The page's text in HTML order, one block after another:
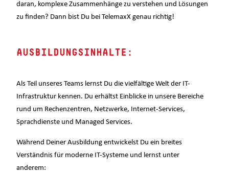
daran, komplexe Zusammenhänge zu verstehen und Lösungen
zu finden? Dann bist Du bei TelemaxX genau richtig!
AUSBILDUNGSINHALTE:
Als Teil unseres Teams lernst Du die vielfältige Welt der IT-
Infrastruktur kennen. Du erhältst Einblicke in unsere Bereiche
rund um Rechenzentren, Netzwerke, Internet-Services,
Sprachdienste und Managed Services.
Während Deiner Ausbildung entwickelst Du ein breites
Verständnis für moderne IT-Systeme und lernst unter
anderem: